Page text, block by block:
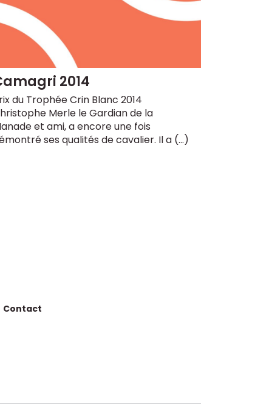
2014
du Trophée Crin Blanc 2014
Merle le Gardian de la
et ami, a encore une fois
ses qualités de cavalier. Il a (…)
Contact